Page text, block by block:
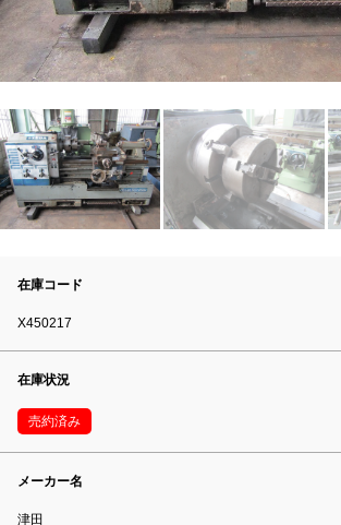
在庫コード
X450217
在庫状況
売約済み
メーカー名
津田